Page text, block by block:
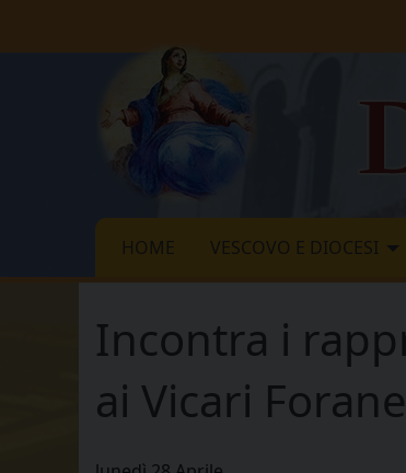
HOME VESCOVO E DIOCESI
Incontra i
ai Vicari